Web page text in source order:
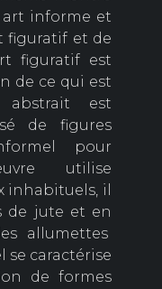
informe et
figuratif et de
figuratif est
de ce qui est
est
de figures
pour
utilise
inhabituels, il
de jute et en
allumettes
se caractérise
de formes